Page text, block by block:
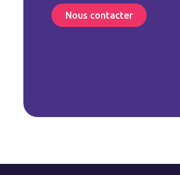
Nous contacter